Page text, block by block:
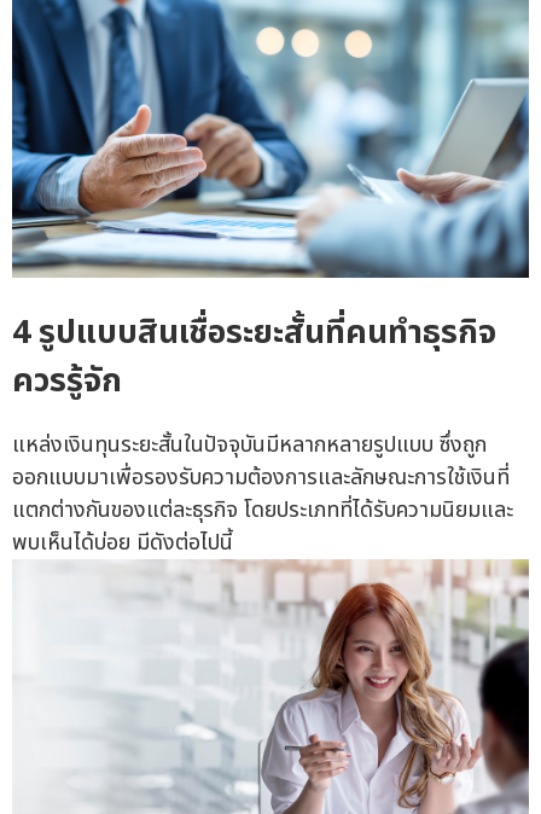
4 รูปแบบสินเชื่อระยะสั้นที่คนทำธุรกิจ
ควรรู้จัก
แหล่งเงินทุนระยะสั้นในปัจจุบันมีหลากหลายรูปแบบ ซึ่งถูก
ออกแบบมาเพื่อรองรับความต้องการและลักษณะการใช้เงินที่
แตกต่างกันของแต่ละธุรกิจ โดยประเภทที่ได้รับความนิยมและ
พบเห็นได้บ่อย มีดังต่อไปนี้